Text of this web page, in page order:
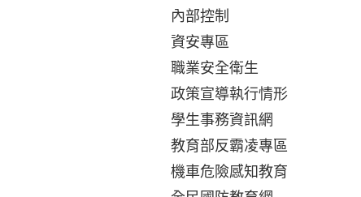
內部控制
資安專區
職業安全衛生
政策宣導執行情形
學生事務資訊網
教育部反霸凌專區
機車危險感知教育